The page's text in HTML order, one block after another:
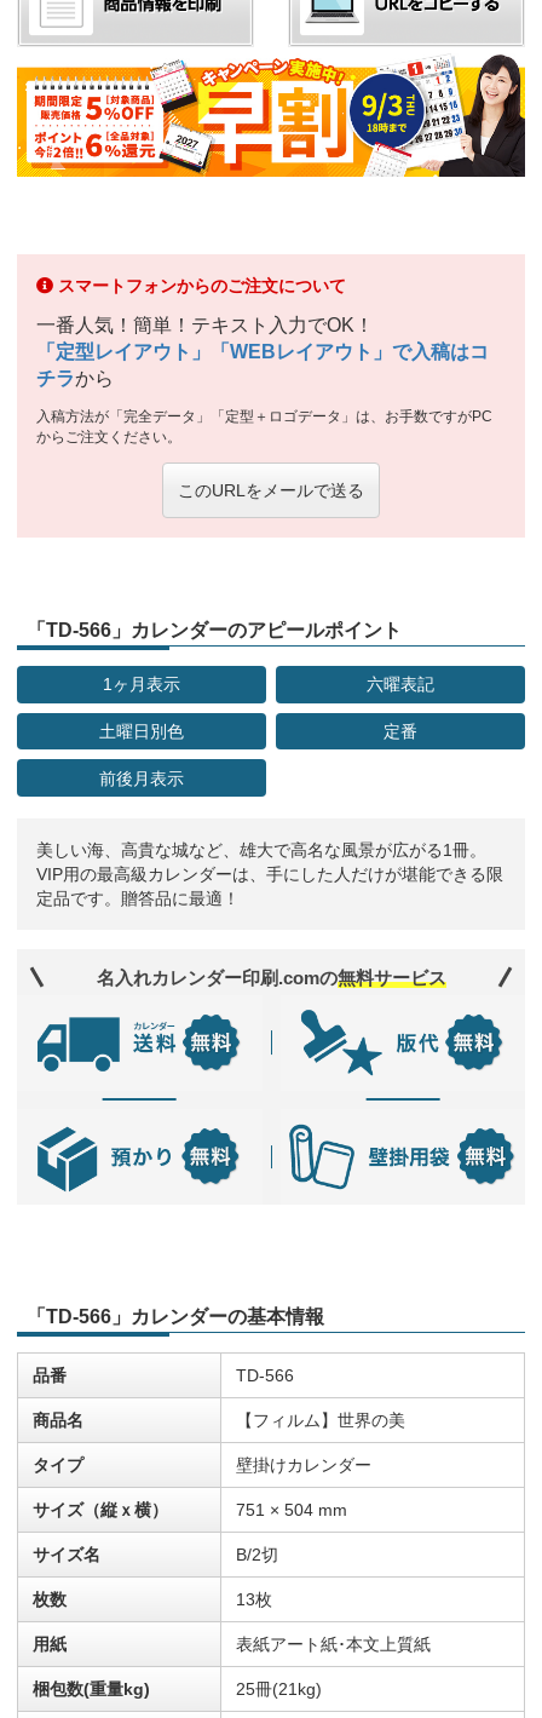
スマートフォンからのご注文について
一番人気！簡単！テキスト入力でOK！
「定型レイアウト」「WEBレイアウト」で入稿はコ
チラから
入稿方法が「完全データ」「定型＋ロゴデータ」は、お手数ですがPC
からご注文ください。
このURLをメールで送る
「TD-566」カレンダーのアピールポイント
1ヶ月表示 六曜表記
土曜日別色 定番
前後月表示
美しい海、高貴な城など、雄大で高名な風景が広がる1冊。
VIP用の最高級カレンダーは、手にした人だけが堪能できる限
定品です。贈答品に最適！
名入れカレンダー印刷.comの無料サービス
「TD-566」カレンダーの基本情報
品番 TD-566
商品名 【フィルム】世界の美
タイプ 壁掛けカレンダー
サイズ（縦ｘ横） 751 × 504 mm
サイズ名 B/2切
枚数 13枚
用紙 表紙アート紙･本文上質紙
梱包数(重量kg) 25冊(21kg)